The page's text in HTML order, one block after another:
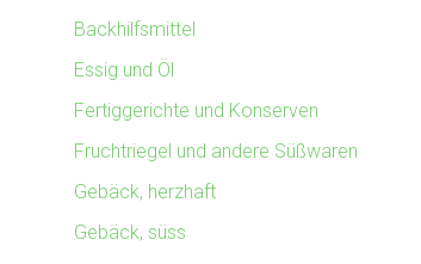
Backhilfsmittel
Essig und Öl
Fertiggerichte und Konserven
Fruchtriegel und andere Süßwaren
Gebäck, herzhaft
Gebäck, süss